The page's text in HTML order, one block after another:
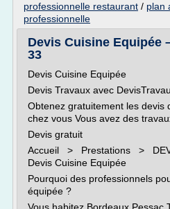
professionnelle restaurant / plan
professionnelle
Devis Cuisine Equipée
33
Devis Cuisine Equipée
Devis Travaux avec
Obtenez gratuitement les devis
chez vous Vous avez des
Devis gratuit
Accueil > Prestations >
Devis Cuisine Equipée
Pourquoi des professionnels
équipée ?